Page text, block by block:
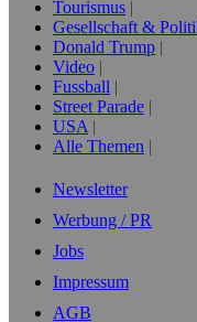
Tourismus
Gesellschaft &
Donald Trump
Video
Fussball
Street Parade
USA
Alle Themen
Newsletter
Werbung / PR
Jobs
Impressum
AGB